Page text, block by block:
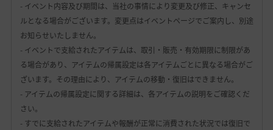
- イベント内容及び期間は、当社の事情により変更及び修正、キャンセ
ルとなる場合がございます。変更点はイベントページでご案内し、別途
お知らせいたしません。
- イベントで支給されたアイテムは、取引・販売・有効期限に制限があ
る場合があり、アイテムの帰属設定は各アイテムごとに異なる場合がご
ざいます。その理由により、アイテムの移動・復旧はできません。
- アイテムの帰属設定に関する詳細は、各アイテムの説明をご確認くだ
さい。
- すでに支給されたアイテムや報酬が正常に消費された状況では復旧で